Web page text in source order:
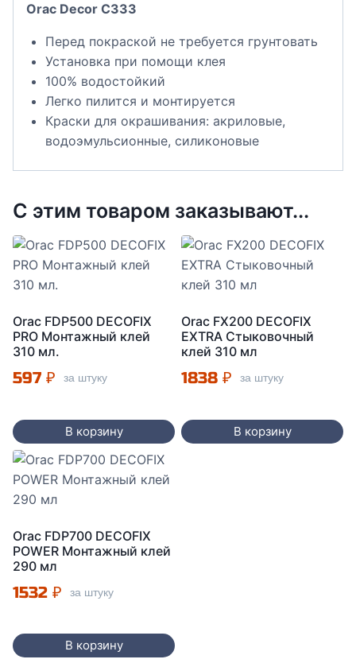
Orac Decor C333
Перед покраской не требуется грунтовать
Установка при помощи клея
100% водостойкий
Легко пилится и монтируется
Краски для окрашивания: акриловые,
водоэмульсионные, силиконовые
С этим товаром заказывают...
Orac FDP500 DECOFIX
PRO Монтажный клей
310 мл.
597 ₽ за штуку
В корзину
Orac FX200 DECOFIX
EXTRA Стыковочный
клей 310 мл
1838 ₽ за штуку
В корзину
Orac FDP700 DECOFIX
POWER Монтажный клей
290 мл
1532 ₽ за штуку
В корзину